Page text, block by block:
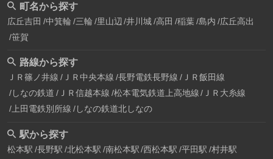
町名から探す
広丘吉田 中箕輪 三輪 里山辺 井川城 高田 稲葉 島内 広丘高出
笹賀
路線から探す
ＪＲ篠ノ井線 ＪＲ中央本線 長野電鉄長野線 ＪＲ飯田線
しなの鉄道 ＪＲ信越本線 松本電気鉄道上高地線
ＪＲ大糸線
上田電鉄別所線 しなの鉄道北しなの
駅から探す
松本駅 長野駅 北松本駅 南松本駅 西松本駅 平田駅 村井駅